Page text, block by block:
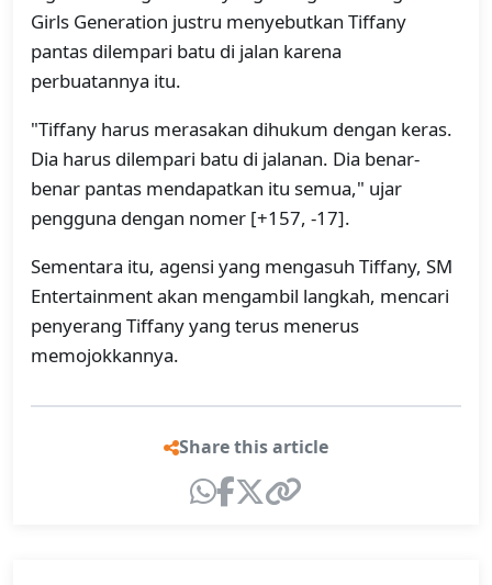
Girls Generation justru menyebutkan Tiffany
pantas dilempari batu di jalan karena
perbuatannya itu.
"Tiffany harus merasakan dihukum dengan keras.
Dia harus dilempari batu di jalanan. Dia benar-
benar pantas mendapatkan itu semua," ujar
pengguna dengan nomer [+157, -17].
Sementara itu, agensi yang mengasuh Tiffany, SM
Entertainment akan mengambil langkah, mencari
penyerang Tiffany yang terus menerus
memojokkannya.
Share this article